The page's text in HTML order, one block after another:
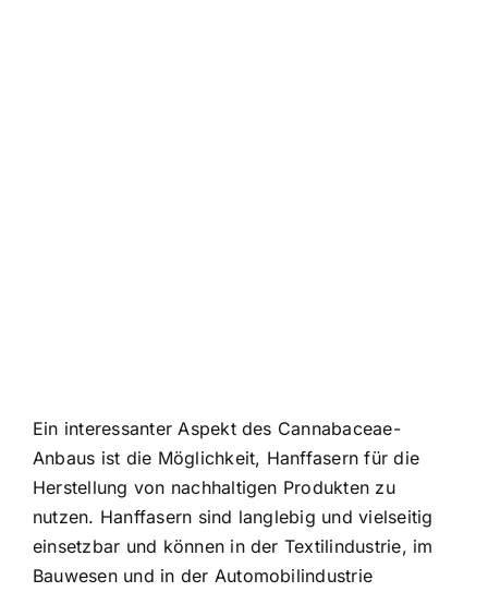
Ein interessanter Aspekt des Cannabaceae-
Anbaus ist die Möglichkeit, Hanffasern für die
Herstellung von nachhaltigen Produkten zu
nutzen. Hanffasern sind langlebig und vielseitig
einsetzbar und können in der Textilindustrie, im
Bauwesen und in der Automobilindustrie